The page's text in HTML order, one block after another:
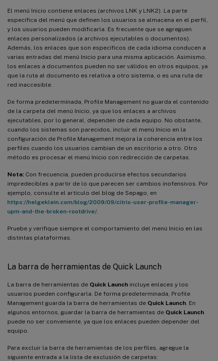
El menú Inicio contiene enlaces (archivos LNK y LNK2). La parte
específica del menú que definen los usuarios se almacena en el perfil,
y los usuarios pueden modificarla. Es frecuente que se agreguen
enlaces personalizados (a archivos ejecutables o documentos).
Además, los enlaces que son específicos de cada idioma conducen a
varias entradas del menú Inicio para una misma aplicación. Asimismo,
los enlaces a documentos pueden no ser válidos en otros equipos, ya
que la ruta al documento es relativa a otro sistema, o es una ruta de
red inaccesible.
De forma predeterminada, Profile Management no guarda el contenido
de la carpeta del menú Inicio, ya que los enlaces a archivos
ejecutables, por lo general, dependen de cada equipo. No obstante,
cuando los sistemas son parecidos, incluir el menú Inicio en la
configuración de Profile Management mejora la coherencia entre los
perfiles cuando los usuarios cambian de un escritorio a otro. Otro
método es procesar el menú Inicio con redirección de carpetas.
Nota: Con frecuencia, pueden producirse efectos secundarios
impredecibles a partir de lo que parecen ser cambios inofensivos. Por
ejemplo, consulte el artículo del blog de Sepago, en
https://helgeklein.com/blog/2009/09/citrix-user-profile-manager-
upm-and-the-broken-rootdrive/
Pruebe y verifique siempre el comportamiento del menú Inicio en las
distintas plataformas.
La barra de herramientas de Quick Launch
La barra de herramientas de Quick Launch incluye enlaces y los
usuarios pueden configurarla. De forma predeterminada, Profile
Management guarda la barra de herramientas de Quick Launch . En
algunos entornos, guardar la barra de herramientas de Quick Launch
puede no ser conveniente, ya que los enlaces pueden depender del
equipo.
Para excluir la barra de herramientas de los perfiles, agregue la
siguiente entrada a la lista de exclusión de carpetas: